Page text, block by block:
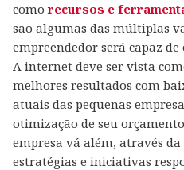
comorecursos e
são algumas das múltiplas
empreendedor será capaz de
A internet deve ser vista
melhores resultados com
atuais das pequenas
otimização de seu
empresa vá além, através
estratégias e iniciativas